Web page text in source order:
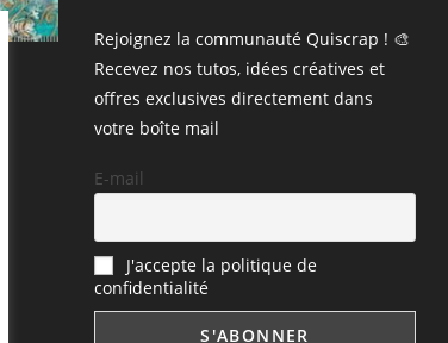
Rejoignez la communauté Quiscrap ! 🎨
Recevez nos tutos, idées créatives et
offres exclusives directement dans
votre boîte mail
E-mail
J'accepte la politique de
confidentialité